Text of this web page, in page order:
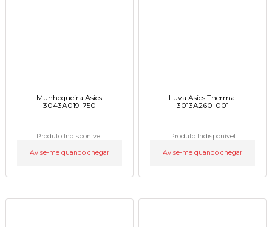
Munhequeira Asics
3043A019-750
Produto Indisponível
Avise-me quando chegar
Luva Asics Thermal
3013A260-001
Produto Indisponível
Avise-me quando chegar